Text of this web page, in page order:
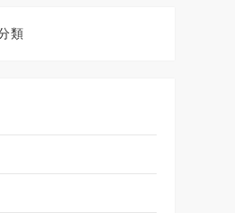
類